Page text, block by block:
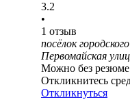
3.2
•
1 отзыв
посёлок
Первомайская
Можно без резюме
Откликнитесь
Откликнуться